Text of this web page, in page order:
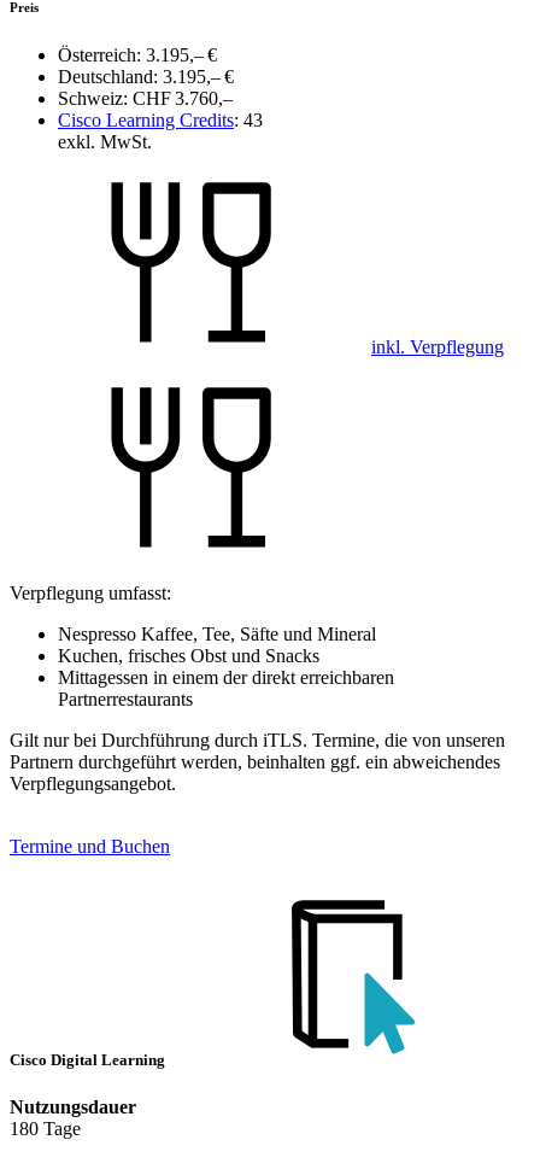
Preis
Österreich: 3.195,– €
Deutschland: 3.195,– €
Schweiz: CHF 3.760,–
Cisco Learning Credits: 43
exkl. MwSt.
inkl. Verpflegung
Verpflegung umfasst:
Nespresso Kaffee, Tee, Säfte und Mineral
Kuchen, frisches Obst und Snacks
Mittagessen in einem der direkt erreichbaren
Partnerrestaurants
Gilt nur bei Durchführung durch iTLS. Termine, die von unseren
Partnern durchgeführt werden, beinhalten ggf. ein abweichendes
Verpflegungsangebot.
Termine und Buchen
Cisco Digital Learning
Nutzungsdauer
180 Tage